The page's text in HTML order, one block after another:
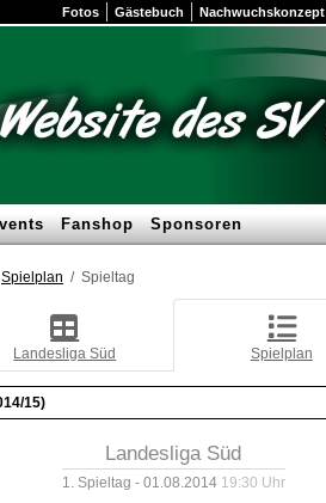
Fotos Gästebuch Nachwuchskonzept
Fanshop Sponsoren
Spielplan Spieltag
Landesliga Süd Spielplan
15)
Landesliga Süd
1. Spieltag - 01.08.2014 19:30 Uhr